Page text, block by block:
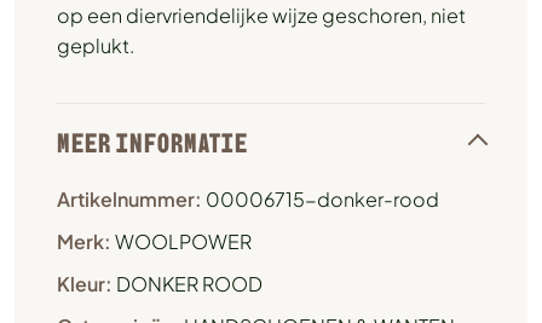
op een diervriendelijke wijze geschoren, niet
geplukt.
MEER INFORMATIE
Artikelnummer: 00006715-donker-rood
Merk: WOOLPOWER
Kleur: DONKER ROOD